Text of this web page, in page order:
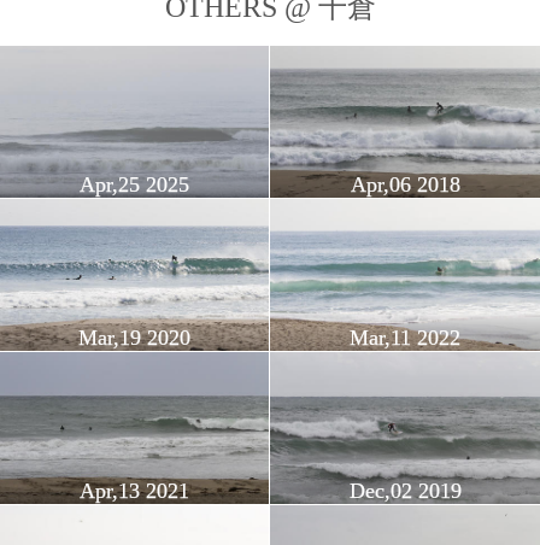
OTHERS @ 千倉
Apr,25 2025 Apr,06 2018
Mar,19 2020 Mar,11 2022
Apr,13 2021 Dec,02 2019